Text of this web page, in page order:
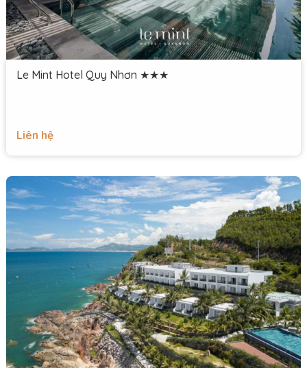
Le Mint Hotel Quy Nhơn ★★★
Liên hệ